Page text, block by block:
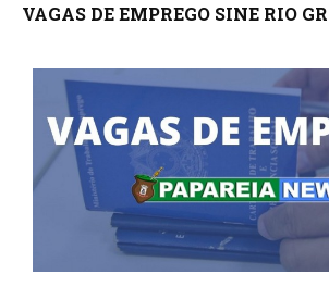
VAGAS DE EMPREGO SINE RIO